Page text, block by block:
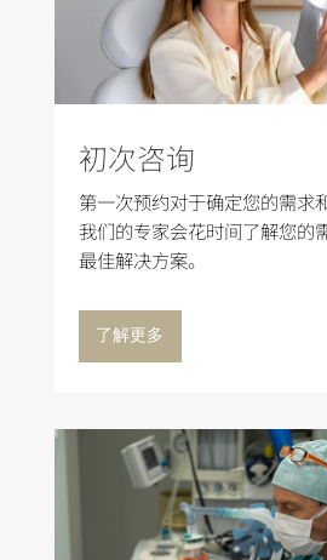
初次咨询
第一次预约对于确定您的需求
我们的专家会花时间了解您的
最佳解决方案。
了解更多